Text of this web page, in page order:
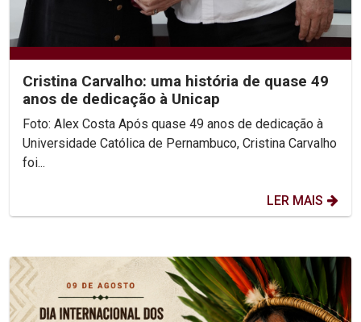
Cristina Carvalho: uma história de quase 49
anos de dedicação à Unicap
Foto: Alex Costa Após quase 49 anos de dedicação à
Universidade Católica de Pernambuco, Cristina Carvalho
foi...
LER MAIS